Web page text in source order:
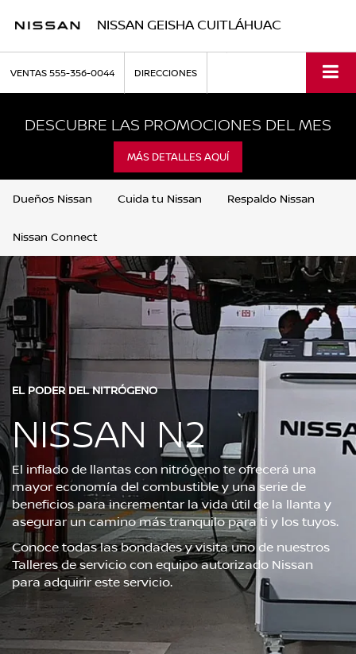
NISSAN GEISHA CUITLÁHUAC
VENTAS555-356-0044 DIRECCIONES
DESCUBRE LAS PROMOCIONES DEL MES
MÁS DETALLES AQUÍ
Dueños Nissan Cuida tu Nissan Respaldo Nissan
Nissan Connect
EL PODER DEL NITRÓGENO
NISSAN N2
El inflado de llantas con nitrógeno te ofrecerá una
mayor economía del combustible y una serie de
beneficios para incrementar la vida útil de la llanta y
asegurar un camino más tranquilo para ti y los tuyos.
Conoce todas las bondades y visita uno de nuestros
Talleres de servicio con equipo autorizado Nissan
para adquirir este servicio.